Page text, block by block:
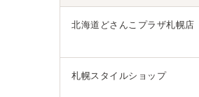
北海道どさんこプラザ札幌店
札幌スタイルショップ